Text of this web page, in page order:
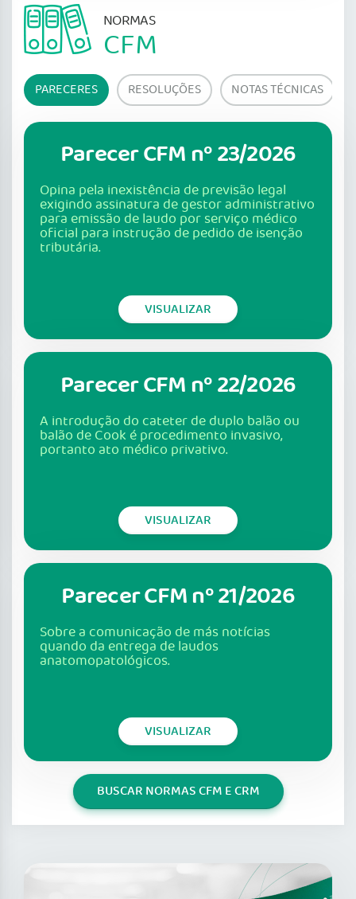
NORMAS
CFM
PARECERES RESOLUÇÕES NOTAS TÉCNICAS
Parecer CFM nº 23/2026
Opina pela inexistência de previsão legal
exigindo assinatura de gestor administrativo
para emissão de laudo por serviço médico
oficial para instrução de pedido de isenção
tributária.
VISUALIZAR
Parecer CFM nº 22/2026
A introdução do cateter de duplo balão ou
balão de Cook é procedimento invasivo,
portanto ato médico privativo.
VISUALIZAR
Parecer CFM nº 21/2026
Sobre a comunicação de más notícias
quando da entrega de laudos
anatomopatológicos.
VISUALIZAR
BUSCAR NORMAS CFM E CRM